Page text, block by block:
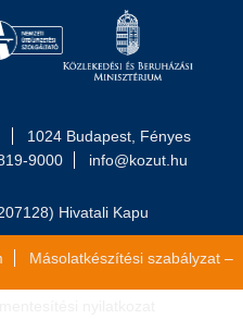
1024 Budapest, Fényes
9000 info@kozut.hu
Hivatali Kapu
Másolatkészítési szabályzat –